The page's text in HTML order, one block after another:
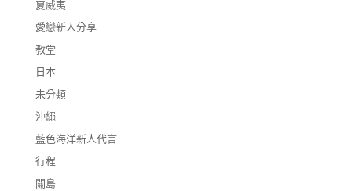
夏威夷
愛戀新人分享
教堂
日本
未分類
沖繩
藍色海洋新人代言
行程
關島